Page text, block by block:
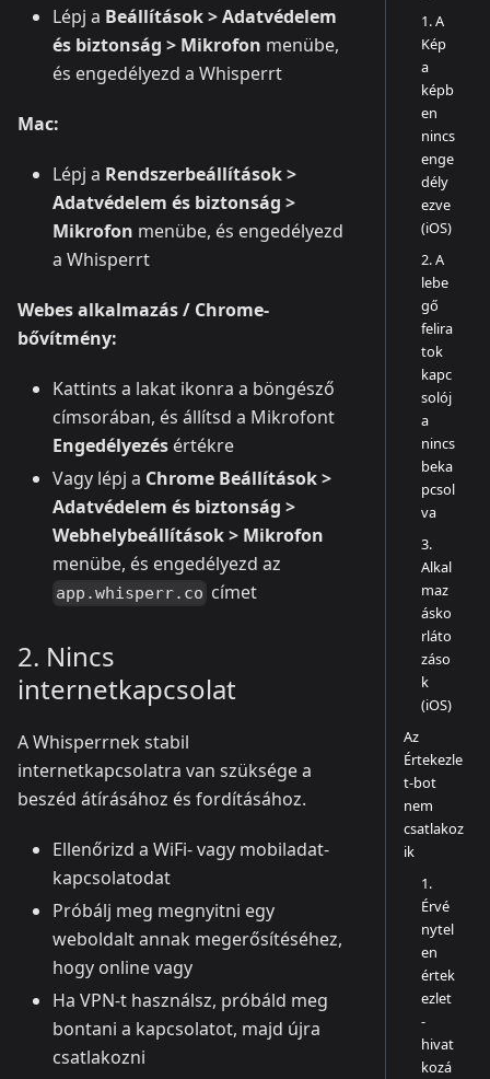
Lépj a Beállítások > Adatvédelem
és biztonság > Mikrofon menübe,
és engedélyezd a Whisperrt
Mac:
Lépj a Rendszerbeállítások >
Adatvédelem és biztonság >
Mikrofon menübe, és engedélyezd
a Whisperrt
Webes alkalmazás / Chrome-
bővítmény:
Kattints a lakat ikonra a böngésző
címsorában, és állítsd a Mikrofont
Engedélyezés értékre
Vagy lépj a Chrome Beállítások >
Adatvédelem és biztonság >
Webhelybeállítások > Mikrofon
menübe, és engedélyezd az
app.whisperr.co címet
2. Nincs
internetkapcsolat
A Whisperrnek stabil
internetkapcsolatra van szüksége a
beszéd átírásához és fordításához.
Ellenőrizd a WiFi- vagy mobiladat-
kapcsolatodat
Próbálj meg megnyitni egy
weboldalt annak megerősítéséhez,
hogy online vagy
Ha VPN-t használsz, próbáld meg
bontani a kapcsolatot, majd újra
csatlakozni
1. A
Kép
a
képb
en
nincs
enge
dély
ezve
(iOS)
2. A
lebe
gő
felira
tok
kapc
solój
a
nincs
beka
pcsol
va
3.
Alkal
maz
ásko
rláto
záso
k
(iOS)
Az
Értekezle
t-bot
nem
csatlakoz
ik
1.
Érvé
nytel
en
értek
ezlet
-
hivat
kozá